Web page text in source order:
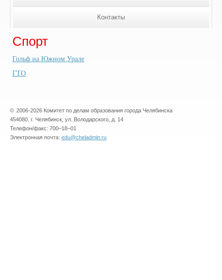
Контакты
Спорт
Гольф на Южном Урале
ГТО
© 2006-2026 Комитет по делам образования города Челябинска
454080, г. Челябинск, ул. Володарского, д. 14
Телефон/факс: 700–18–01
Электронная почта: edu@cheladmin.ru